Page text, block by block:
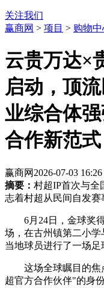
关注我们
赢商网 > 项目 > 购物
云贵万达×
启动，顶
业综合体
合作新范式
赢商网 2026-07-03 16:26
摘要： 村超IP首次与全
志着村超从民间自发赛
6月24日，金球奖
场，在古州镇第二小
当地球员进行了一场足
这场全球瞩目的
超官方合作伙伴"的身